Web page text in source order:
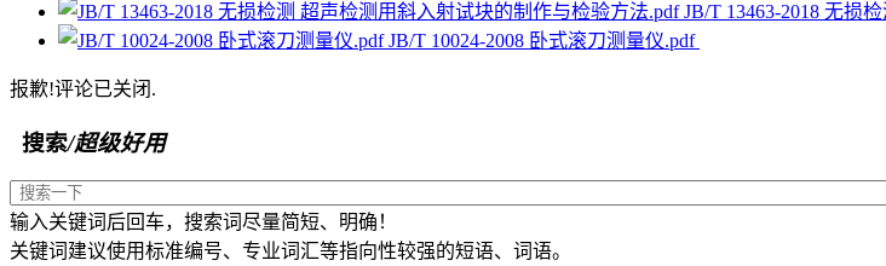
JB/T 13463-2018 无损
JB/T 10024-2008 卧式滚刀测量仪.pdf
报歉!评论已关闭.
搜索/超级好用
输入关键词后回车，搜索词尽量简短、明确！
关键词建议使用标准编号、专业词汇等指向性较强的短语、词语。